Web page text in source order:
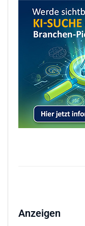
Anzeigen